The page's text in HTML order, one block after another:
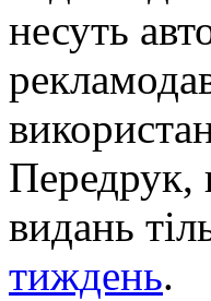
несуть
Передрук,
видань
тиждень.